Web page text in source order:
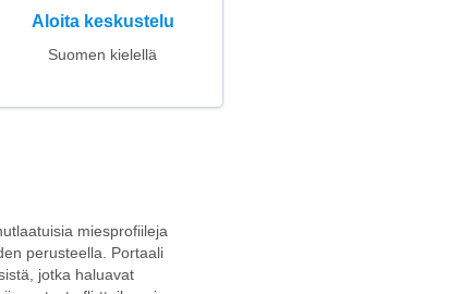
Aloita keskustelu
Suomen kielellä
miesprofiileja
perusteella. Portaali
jotka haluavat